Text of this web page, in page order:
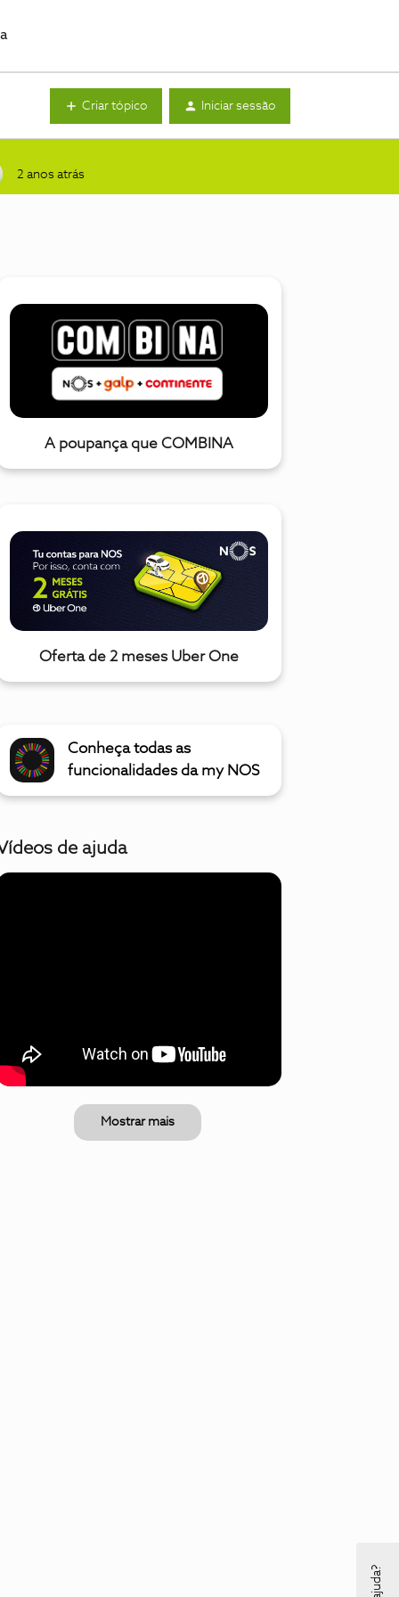
Criar tópico Iniciar sessão
2 anos atrás
A poupança que COMBINA
Oferta de 2 meses Uber One
Conheça todas as
funcionalidades da my NOS
de ajuda
Mostrar mais